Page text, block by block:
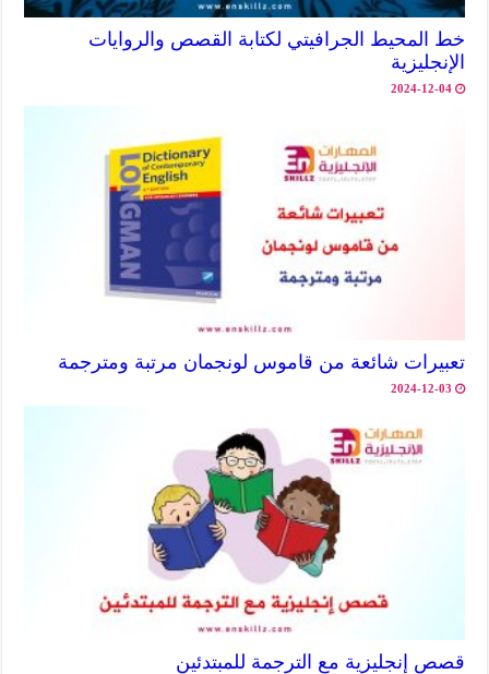
خط المحيط الجرافيتي لكتابة القصص والروايات
الإنجليزية
2024-12-04
تعبيرات شائعة من قاموس لونجمان مرتبة ومترجمة
2024-12-03
قصص إنجليزية مع الترجمة للمبتدئين